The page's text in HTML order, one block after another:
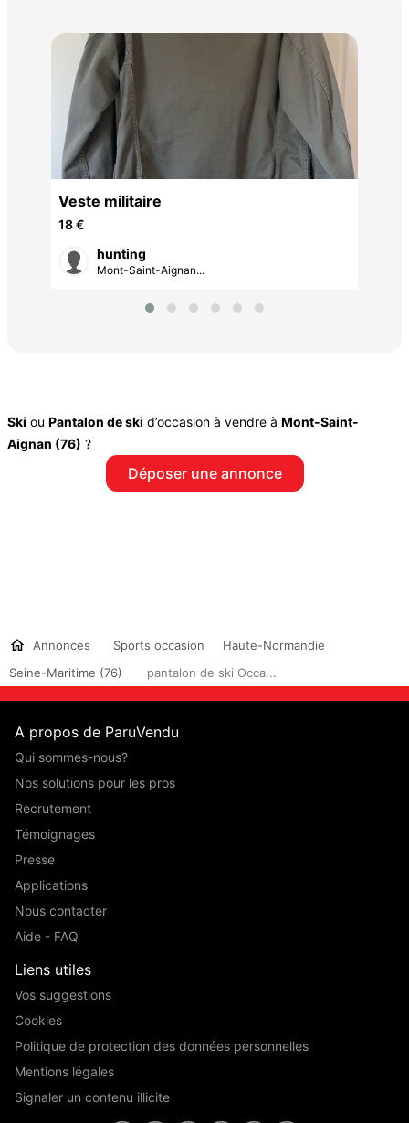
Veste militaire
18 €
hunting
Mont-Saint-Aignan...
Ski ou Pantalon de ski d’occasion à vendre à Mont-Saint-
Aignan (76) ?
Déposer une annonce
Annonces Sports occasion
Haute-Normandie
Seine-Maritime (76)
pantalon de ski Occa...
A propos de ParuVendu
Qui sommes-nous?
Nos solutions pour les pros
Recrutement
Témoignages
Presse
Applications
Nous contacter
Aide - FAQ
Liens utiles
Vos suggestions
Cookies
Politique de protection des données personnelles
Mentions légales
Signaler un contenu illicite